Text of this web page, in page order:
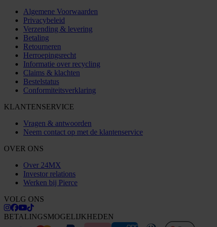
Algemene Voorwaarden
Privacybeleid
Verzending & levering
Betaling
Retourneren
Herroepingsrecht
Informatie over recycling
Claims & klachten
Bestelstatus
Conformiteitsverklaring
KLANTENSERVICE
Vragen & antwoorden
Neem contact op met de klantenservice
OVER ONS
Over 24MX
Investor relations
Werken bij Pierce
VOLG ONS
BETALINGSMOGELIJKHEDEN